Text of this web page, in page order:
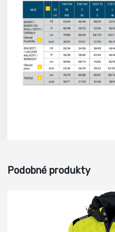
Podobné produkty